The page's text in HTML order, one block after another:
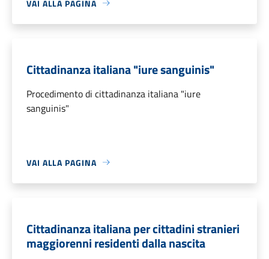
VAI ALLA PAGINA
Cittadinanza italiana "iure sanguinis"
Procedimento di cittadinanza italiana "iure
sanguinis"
VAI ALLA PAGINA
Cittadinanza italiana per cittadini stranieri
maggiorenni residenti dalla nascita